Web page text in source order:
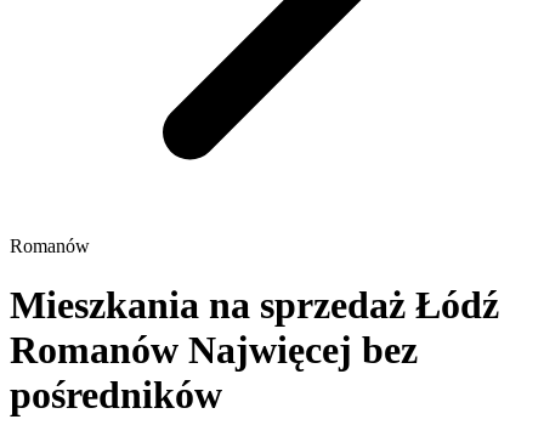
Romanów
Mieszkania na sprzedaż Łódź
Romanów Najwięcej bez
pośredników